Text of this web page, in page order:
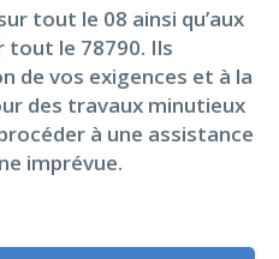
tout le 08 ainsi qu’aux
tout le 78790. Ils
de vos exigences et à la
des travaux minutieux
à une assistance
imprévue.